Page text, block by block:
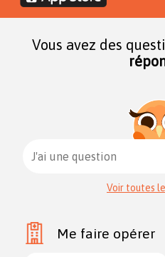
Vous avez des
J'ai une question
Voir toutes
Me faire opérer